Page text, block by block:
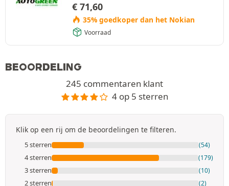
€ 71,60
35% goedkoper dan het Nokian
Voorraad
BEOORDELING
245 commentaren klant
4 op 5 sterren
Klik op een rij om de beoordelingen te filteren.
5 sterren (54)
4 sterren (179)
3 sterren (10)
2 sterren (2)